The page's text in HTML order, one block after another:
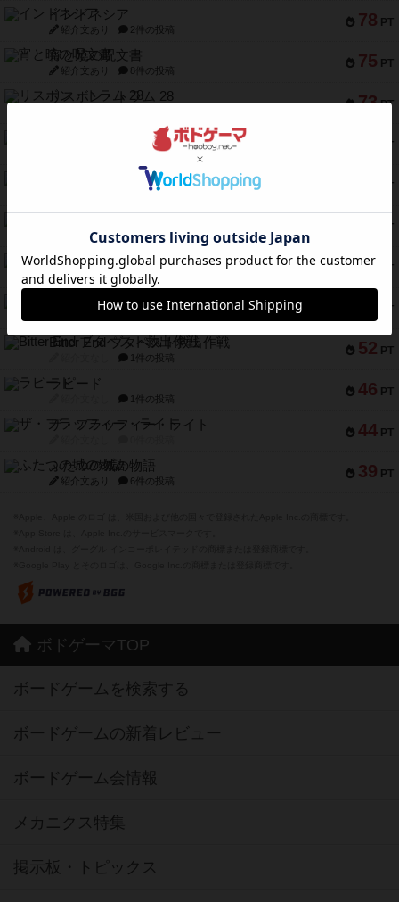
78 PT
インドネシア
紹介文あり 2件の投稿
75 PT
宵と暁の呪文書
紹介文あり 8件の投稿
73 PT
リスボン・トラム 28
PT
1件の投稿
PT
1件の投稿
PT
紹介文なし 1件の投稿
59 PT
スモールワールド
紹介文あり 13件の投稿
PT
ギャンブラー
52 PT
Bitter End ブタペスト救出作戦
1件の投稿
46 PT
ラピード
1件の投稿
44 PT
ザ・フラッフィー・ライト
39 PT
ふたつの城の物語
紹介文あり 6件の投稿
ボドゲーマTOP
ボードゲームを検索する
ボードゲームの新着レビュー
ボードゲーム会情報
メカニクス特集
掲示板・トピックス